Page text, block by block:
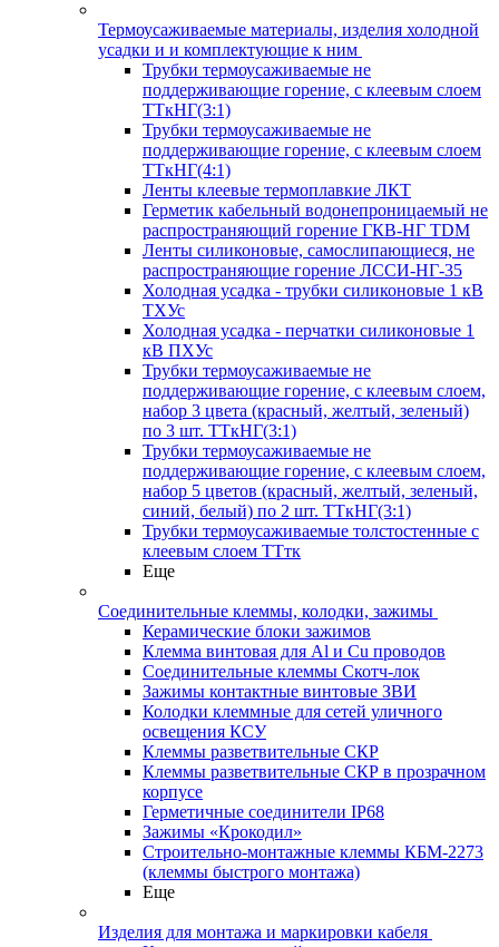
Термоусаживаемые материалы, изделия холодной
усадки и и комплектующие к ним
Трубки термоусаживаемые не
поддерживающие горение, с клеевым слоем
ТТкНГ(3:1)
Трубки термоусаживаемые не
поддерживающие горение, с клеевым слоем
ТТкНГ(4:1)
Ленты клеевые термоплавкие ЛКТ
Герметик кабельный водонепроницаемый не
распространяющий горение ГКВ-НГ TDM
Ленты силиконовые, самослипающиеся, не
распространяющие горение ЛССИ-НГ-35
Холодная усадка - трубки силиконовые 1 кВ
ТХУс
Холодная усадка - перчатки силиконовые 1
кВ ПХУс
Трубки термоусаживаемые не
поддерживающие горение, с клеевым слоем,
набор 3 цвета (красный, желтый, зеленый)
по 3 шт. ТТкНГ(3:1)
Трубки термоусаживаемые не
поддерживающие горение, с клеевым слоем,
набор 5 цветов (красный, желтый, зеленый,
синий, белый) по 2 шт. ТТкНГ(3:1)
Трубки термоусаживаемые толстостенные с
клеевым слоем ТТтк
Еще
Соединительные клеммы, колодки, зажимы
Керамические блоки зажимов
Клемма винтовая для Al и Cu проводов
Соединительные клеммы Скотч-лок
Зажимы контактные винтовые ЗВИ
Колодки клеммные для сетей уличного
освещения КСУ
Клеммы разветвительные СКР
Клеммы разветвительные СКР в прозрачном
корпусе
Герметичные соединители IP68
Зажимы «Крокодил»
Строительно-монтажные клеммы КБМ-2273
(клеммы быстрого монтажа)
Еще
Изделия для монтажа и маркировки кабеля